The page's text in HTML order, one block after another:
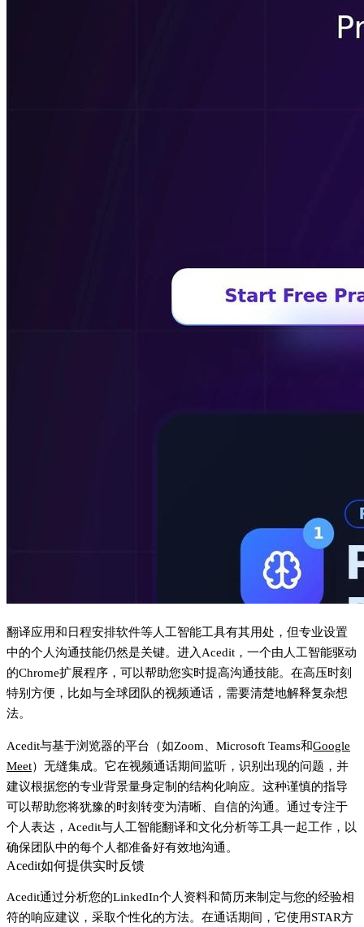
翻译应用和日程安排软件等人工智能工具有其用处，但专业设置
中的个人沟通技能仍然是关键。进入 Acedit ，一个由人工智能驱动
的Chrome扩展程序，可以帮助您实时提高沟通技能。在高压时刻
特别方便，比如与全球团队的视频通话，需要清楚地解释复杂想
法。
Acedit与基于浏览器的平台（如Zoom、Microsoft Teams和Google
Meet）无缝集成。它在视频通话期间监听，识别出现的问题，并
建议根据您的专业背景量身定制的结构化响应。这种谨慎的指导
可以帮助您将犹豫的时刻转变为清晰、自信的沟通。通过专注于
个人表达，Acedit与人工智能翻译和文化分析等工具一起工作，以
确保团队中的每个人都准备好有效地沟通。
Acedit如何提供实时反馈
Acedit通过分析您的LinkedIn个人资料和简历来制定与您的经验相
符的响应建议，采取个性化的方法。在通话期间，它使用STAR方